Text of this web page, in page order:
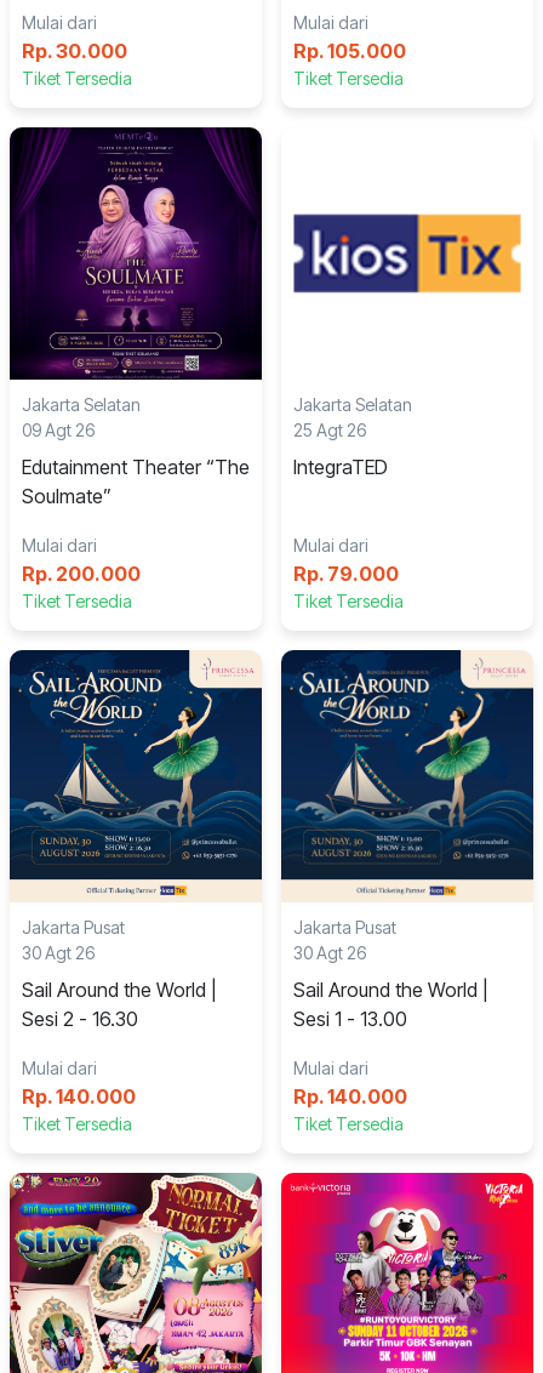
Mulai dari
Rp. 30.000
Tiket Tersedia
Mulai dari
Rp. 105.000
Tiket Tersedia
Jakarta Selatan
09 Agt 26
Edutainment Theater “The
Soulmate”
Mulai dari
Rp. 200.000
Tiket Tersedia
Jakarta Selatan
25 Agt 26
IntegraTED
Mulai dari
Rp. 79.000
Tiket Tersedia
Jakarta Pusat
30 Agt 26
Sail Around the World |
Sesi 2 - 16.30
Mulai dari
Rp. 140.000
Tiket Tersedia
Jakarta Pusat
30 Agt 26
Sail Around the World |
Sesi 1 - 13.00
Mulai dari
Rp. 140.000
Tiket Tersedia